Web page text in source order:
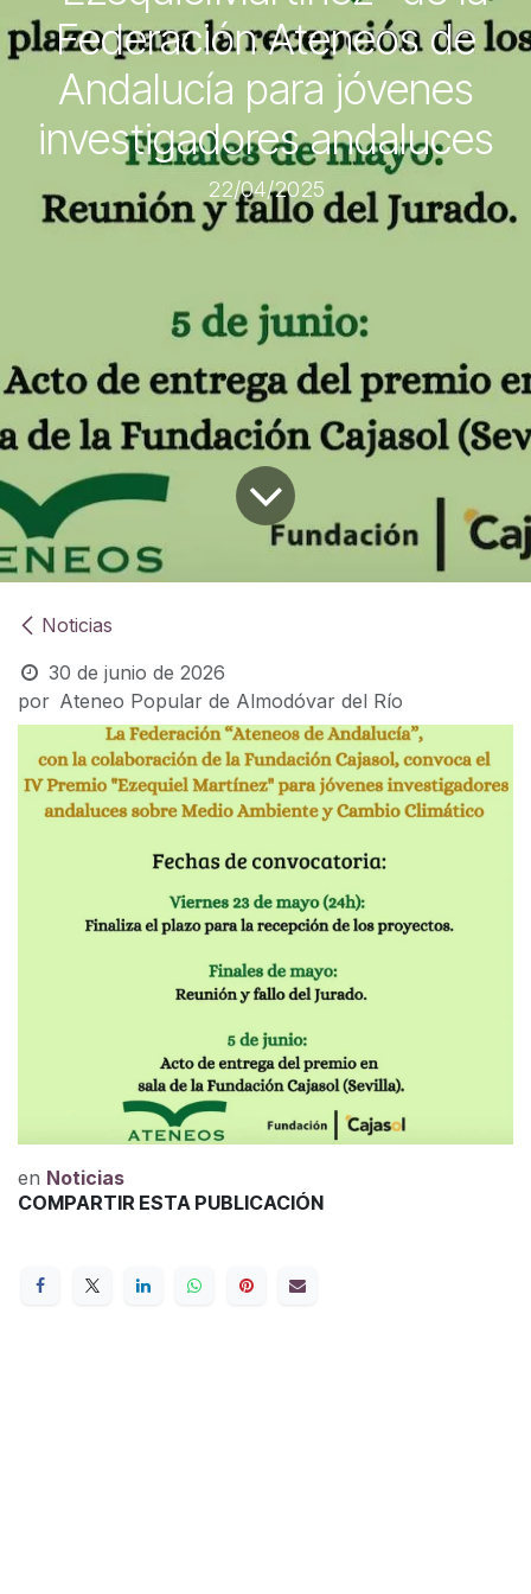
Federación Ateneos de
Andalucía para jóvenes
investigadores andaluces
22/04/2025
Noticias
30 de junio de 2026
por Ateneo Popular de Almodóvar del Río
en Noticias
COMPARTIR ESTA PUBLICACIÓN